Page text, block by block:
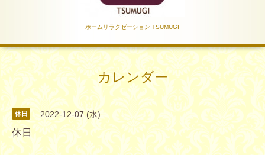
ホームリラクゼーション TSUMUGI
カレンダー
休日 2022-12-07 (水)
休日